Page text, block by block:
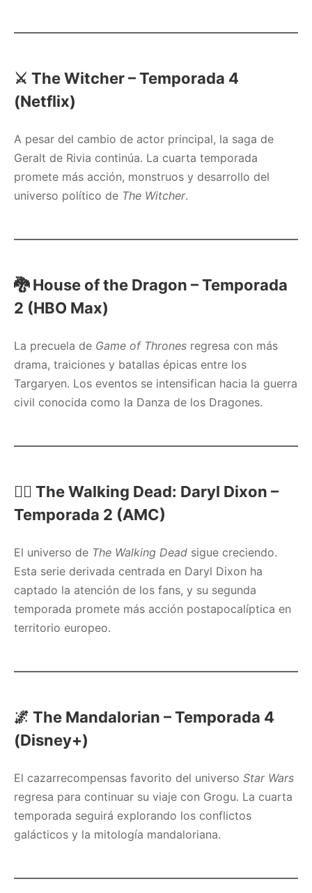
⚔️ The Witcher – Temporada 4
(Netflix)
A pesar del cambio de actor principal, la saga de
Geralt de Rivia continúa. La cuarta temporada
promete más acción, monstruos y desarrollo del
universo político de The Witcher.
🐉House of the Dragon – Temporada
2 (HBO Max)
La precuela de Game of Thrones regresa con más
drama, traiciones y batallas épicas entre los
Targaryen. Los eventos se intensifican hacia la guerra
civil conocida como la Danza de los Dragones.
🧟‍♂️ The Walking Dead: Daryl Dixon –
Temporada 2 (AMC)
El universo de The Walking Dead sigue creciendo.
Esta serie derivada centrada en Daryl Dixon ha
captado la atención de los fans, y su segunda
temporada promete más acción postapocalíptica en
territorio europeo.
🌌 The Mandalorian – Temporada 4
(Disney+)
El cazarrecompensas favorito del universo Star Wars
regresa para continuar su viaje con Grogu. La cuarta
temporada seguirá explorando los conflictos
galácticos y la mitología mandaloriana.